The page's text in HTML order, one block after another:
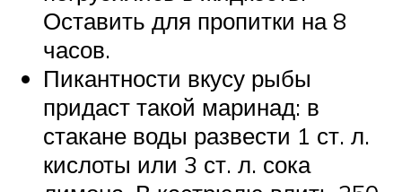
Оставить для пропитки на 8
часов.
Пикантности вкусу рыбы
придаст такой маринад: в
стакане воды развести 1 ст. л.
кислоты или 3 ст. л. сока